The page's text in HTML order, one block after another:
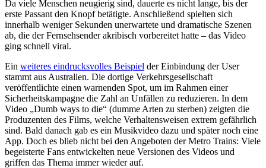
Da viele Menschen neugierig sind, dauerte es nicht lange, bis der
erste Passant den Knopf betätigte. Anschließend spielten sich
innerhalb weniger Sekunden unerwartete und dramatische Szenen
ab, die der Fernsehsender akribisch vorbereitet hatte – das Video
ging schnell viral.
Ein weiteres eindrucksvolles Beispiel der Einbindung der User
stammt aus Australien. Die dortige Verkehrsgesellschaft
veröffentlichte einen warnenden Spot, um im Rahmen einer
Sicherheitskampagne die Zahl an Unfällen zu reduzieren. In dem
Video „Dumb ways to die“ (dumme Arten zu sterben) zeigten die
Produzenten des Films, welche Verhaltensweisen extrem gefährlich
sind. Bald danach gab es ein Musikvideo dazu und später noch eine
App. Doch es blieb nicht bei den Angeboten der Metro Trains: Viele
begeisterte Fans entwickelten neue Versionen des Videos und
griffen das Thema immer wieder auf.